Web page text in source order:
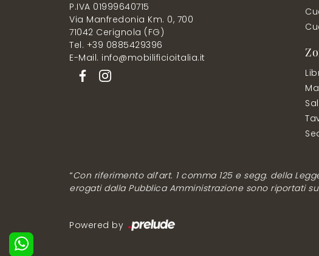
P.IVA 01999640715
Via Manfredonia Km. 0, 700
71042 Cerignola (FG)
Tel. +39 0885429396
E-Mail. info@mobilificioitalia.it
“Con riferimento all’art. 1 comma 125 e segg. della
erogati dalla Pubblica Amministrazione sono riportati
Powered by